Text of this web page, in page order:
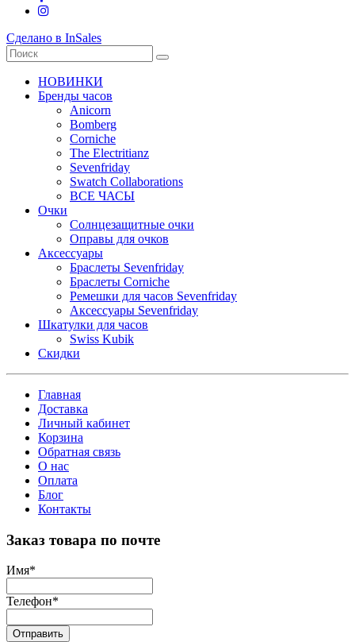
Сделано в InSales
НОВИНКИ
Бренды часов
Anicorn
Bomberg
Corniche
The Electritianz
Sevenfriday
Swatch Collaborations
ВСЕ ЧАСЫ
Очки
Солнцезащитные очки
Оправы для очков
Аксессуары
Браслеты Sevenfriday
Браслеты Corniche
Ремешки для часов Sevenfriday
Аксессуары Sevenfriday
Шкатулки для часов
Swiss Kubik
Скидки
Главная
Доставка
Личный кабинет
Корзина
Обратная связь
О нас
Оплата
Блог
Контакты
Заказ товара по почте
Имя*
Телефон*
Отправить